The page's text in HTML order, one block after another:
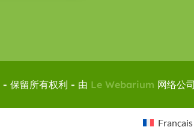
- 保留所有权利 - 由 Le Webarium 网络公
Français